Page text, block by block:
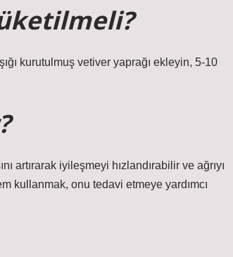
kurutulmuş vetiver yaprağı ekleyin, 5-10
artırarak iyileşmeyi hızlandırabilir ve ağrıyı
kullanmak, onu tedavi etmeye yardımcı